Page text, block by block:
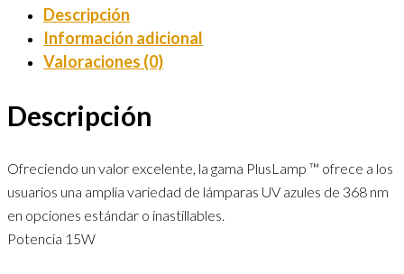
Descripción
Información adicional
Valoraciones (0)
Descripción
Ofreciendo un valor excelente, la gama PlusLamp ™ ofrece a los
usuarios una amplia variedad de lámparas UV azules de 368 nm
en opciones estándar o inastillables.
Potencia 15W